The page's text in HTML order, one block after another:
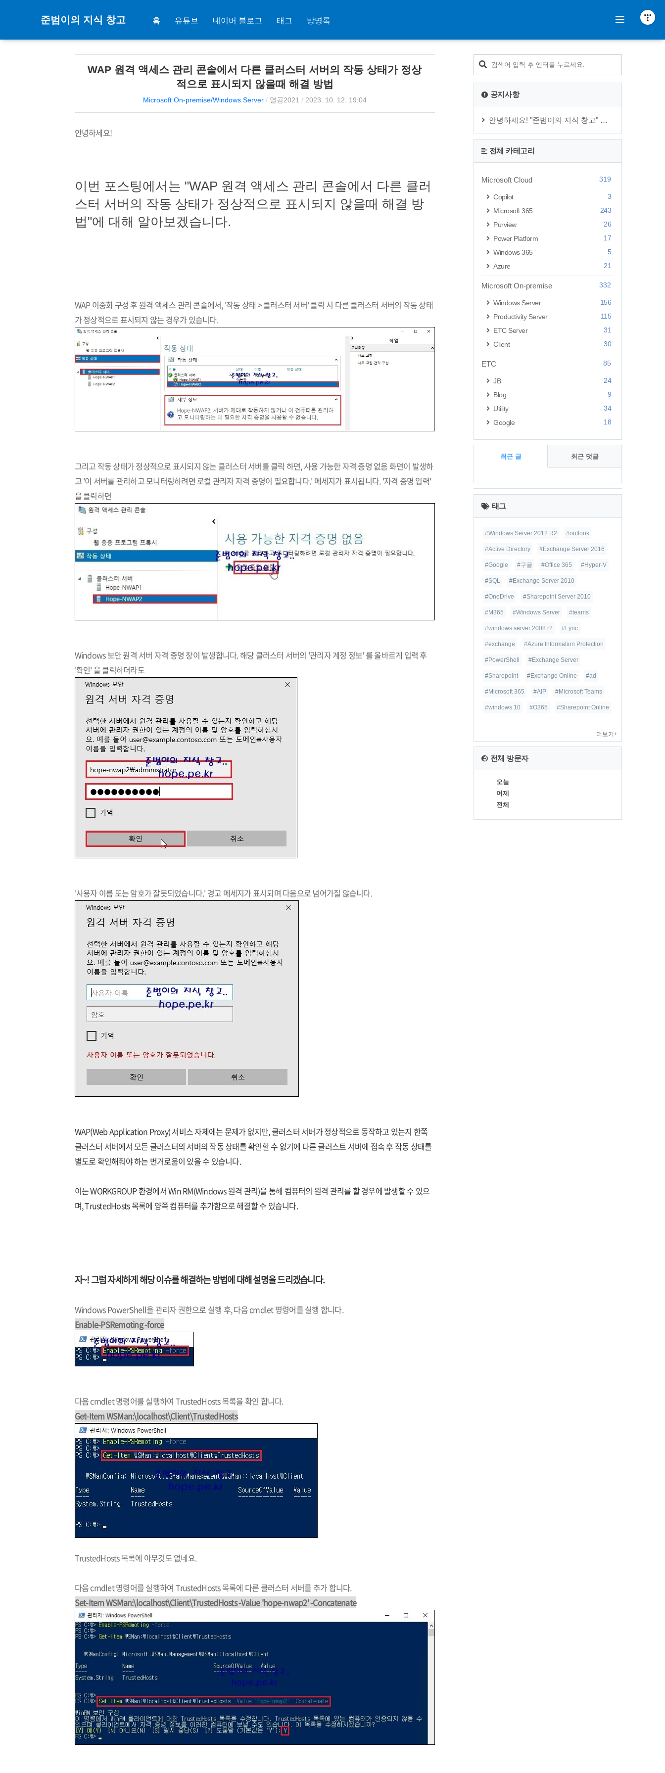
준범이의 지식 창고 홈 유튜브 네이버 블로그 태그 방명록
WAP 원격 액세스 관리 콘솔에서 다른 클러스터 서버의 작동 상태가 정상
적으로 표시되지 않을때 해결 방법
Microsoft On-premise/Windows Server / 열공2021 / 2023. 10. 12. 19:04
안녕하세요!
이번 포스팅에서는 "WAP 원격 액세스 관리 콘솔에서 다른 클러
스터 서버의 작동 상태가 정상적으로 표시되지 않을때 해결 방
법"에 대해 알아보겠습니다.
WAP 이중화 구성 후 원격 액세스 관리 콘솔에서, '작동 상태 > 클러스터 서버' 클릭 시 다른 클러스터 서버의 작동 상태
가 정상적으로 표시되지 않는 경우가 있습니다.
그리고 작동 상태가 정상적으로 표시되지 않는 클러스터 서버를 클릭 하면, 사용 가능한 자격 증명 없음 화면이 발생하
고 '이 서버를 관리하고 모니터링하려면 로컬 관리자 자격 증명이 필요합니다.' 메세지가 표시됩니다. '자격 증명 입력'
을 클릭하면
Windows 보안 원격 서버 자격 증명 창이 발생합니다. 해당 클러스터 서버의 '관리자 계정 정보' 를 올바르게 입력 후
'확인' 을 클릭하더라도
'사용자 이름 또는 암호가 잘못되었습니다.' 경고 메세지가 표시되며 다음으로 넘어가질 않습니다.
WAP(Web Application Proxy) 서비스 자체에는 문제가 없지만, 클러스터 서버가 정상적으로 동작하고 있는지 한쪽
클러스터 서버에서 모든 클러스터의 서버의 작동 상태를 확인할 수 없기에 다른 클러스트 서버에 접속 후 작동 상태를
별도로 확인해줘야 하는 번거로움이 있을 수 있습니다.
이는 WORKGROUP 환경에서 Win RM(Windows 원격 관리)을 통해 컴퓨터의 원격 관리를 할 경우에 발생할 수 있으
며, TrustedHosts 목록에 양쪽 컴퓨터를 추가함으로 해결할 수 있습니다.
자~! 그럼 자세하게 해당 이슈를 해결하는 방법에 대해 설명을 드리겠습니다.
Windows PowerShell을 관리자 권한으로 실행 후, 다음 cmdlet 명령어를 실행 합니다.
Enable-PSRemoting -force
다음 cmdlet 명령어를 실행하여 TrustedHosts 목록을 확인 합니다.
Get-Item WSMan:\localhost\Client\TrustedHosts
TrustedHosts 목록에 아무것도 없네요.
다음 cmdlet 명령어를 실행하여 TrustedHosts 목록에 다른 클러스터 서버를 추가 합니다.
Set-Item WSMan:\localhost\Client\TrustedHosts -Value 'hope-nwap2' -Concatenate
공지사항
안녕하세요! "준범이의 지식 창고" 블로그 운영자 김준범 입니다.
전체 카테고리
Microsoft Cloud 319
Copilot
3
Microsoft 365
243
Purview
26
Power Platform
17
Windows 365
5
Azure
21
Microsoft On-premise 332
Windows Server
156
Productivity Server
115
ETC Server
31
Client
30
ETC 85
JB
24
Blog
9
Utility
34
Google
18
최근 글 최근 댓글
최
근
글 태그
#Windows Server 2012 R2 #outlook
#Active Directory #Exchange Server 2016
#Google #구글 #Office 365 #Hyper-V
#SQL #Exchange Server 2010
#OneDrive #Sharepoint Server 2010
#M365 #Windows Server #teams
#windows server 2008 r2 #Lync
#exchange #Azure Information Protection
#PowerShell #Exchange Server
#Sharepoint #Exchange Online #ad
#Microsoft 365 #AIP #Microsoft Teams
#windows 10 #O365 #Sharepoint Online
더보기+
전체 방문자
오늘
어제
전체